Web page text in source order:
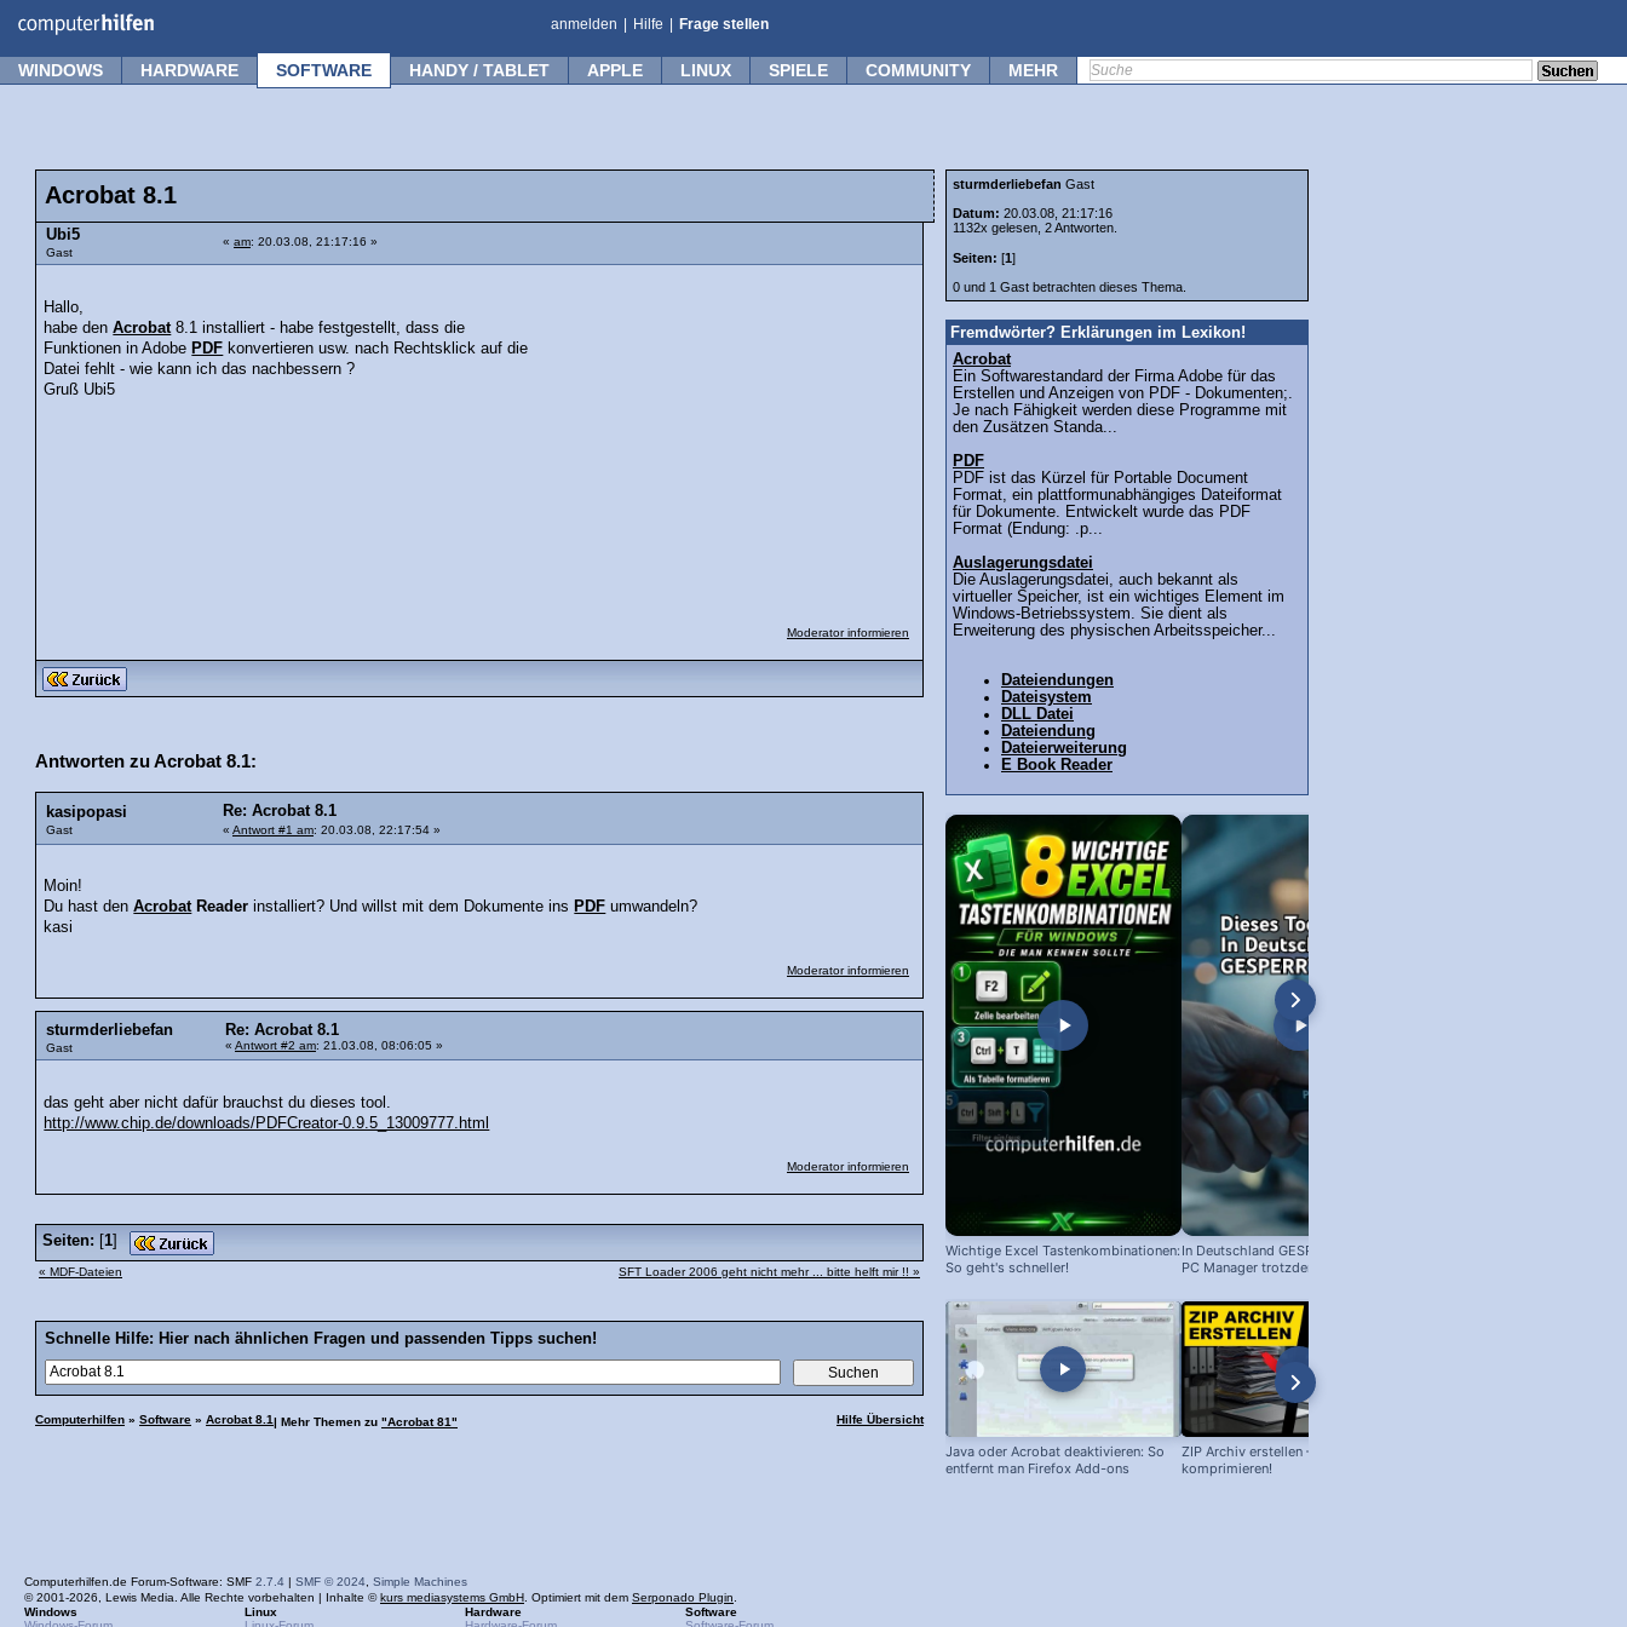
anmelden Hilfe Frage stellen
WINDOWS HARDWARE SOFTWARE HANDY / TABLET APPLE LINUX SPIELE COMMUNITY MEHR
Acrobat 8.1
Ubi5
Gast
« am: 20.03.08, 21:17:16 »
Hallo,
habe denAcrobat 8.1 installiert - habe festgestellt, dass die
Funktionen in Adobe PDF konvertieren usw. nach Rechtsklick auf die
Datei fehlt - wie kann ich das nachbessern ?
Gruß Ubi5
Moderator informieren
Antworten zu Acrobat 8.1:
kasipopasi
Gast
Re: Acrobat 8.1
« Antwort #1 am: 20.03.08, 22:17:54 »
Moin!
Du hast denAcrobat Reader installiert? Und willst mit dem Dokumente ins PDF umwandeln?
kasi
Moderator informieren
sturmderliebefan
Gast
Re: Acrobat 8.1
« Antwort #2 am: 21.03.08, 08:06:05 »
das geht aber nicht dafür brauchst du dieses tool.
http://www.chip.de/downloads/PDFCreator-0.9.5_13009777.html
Moderator informieren
Seiten: [1]
« MDF-Dateien SFT Loader 2006 geht nicht mehr ... bitte helft mir !! »
Schnelle Hilfe: Hier nach ähnlichen Fragen und passenden Tipps suchen!
Computerhilfen » Software » Acrobat 8.1 Hilfe Übersicht
| Mehr Themen zu "Acrobat 81"
sturmderliebefan Gast
Datum: 20.03.08, 21:17:16
1132x gelesen, 2 Antworten.
Seiten: [1]
0 und 1 Gast betrachten dieses Thema.
Fremdwörter? Erklärungen im Lexikon!
Acrobat
Ein Softwarestandard der Firma Adobe für das
Erstellen und Anzeigen von PDF - Dokumenten;.
Je nach Fähigkeit werden diese Programme mit
den Zusätzen Standa...
PDF
PDF ist das Kürzel für Portable Document
Format, ein plattformunabhängiges Dateiformat
für Dokumente. Entwickelt wurde das PDF
Format (Endung: .p...
Auslagerungsdatei
Die Auslagerungsdatei, auch bekannt als
virtueller Speicher, ist ein wichtiges Element im
Windows-Betriebssystem. Sie dient als
Erweiterung des physischen Arbeitsspeicher...
Dateiendungen
Dateisystem
DLL Datei
Dateiendung
Dateierweiterung
E Book Reader
Wichtige Excel Tastenkombinationen:
So geht's schneller!
In Deutschland GESPERRT: Microsoft
PC Manager trotzdem installieren
Java oder Acrobat deaktivieren: So
entfernt man Firefox Add-ons
ZIP Archiv erstellen – Daten
komprimieren!
Computerhilfen.de Forum-Software: SMF 2.7.4 | SMF © 2024 Simple Machines
© 2001-2026, Lewis Media. Alle Rechte vorbehalten | Inhalte ©kurs mediasystems GmbH . Optimiert mit dem Serponado Plugin
Windows
Linux
Hardware
Software